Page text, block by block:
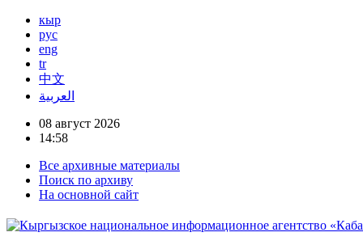
кыр
рус
eng
tr
中文
العربية
08 август 2026
14:58
Все архивные материалы
Поиск по архиву
На основной сайт